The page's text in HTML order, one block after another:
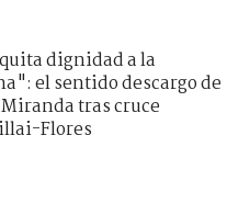
dignidad a la
el sentido descargo de
tras cruce
Flores